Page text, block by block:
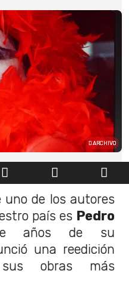
ARCHIVO
uno de los autores
país es Pedro
años de su
una reedición
obras más